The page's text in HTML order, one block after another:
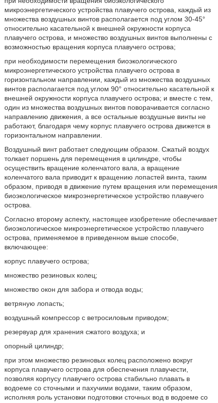
микроэнергетического устройства плавучего острова, каждый из
множества воздушных винтов располагается под углом 30-45°
относительно касательной к внешней окружности корпуса
плавучего острова, и множество воздушных винтов выполнены с
возможностью вращения корпуса плавучего острова;
при необходимости перемещения биоэкологического
микроэнергетического устройства плавучего острова в
горизонтальном направлении, каждый из множества воздушных
винтов располагается под углом 90° относительно касательной к
внешней окружности корпуса плавучего острова; и вместе с тем,
один из множества воздушных винтов поворачивается согласно
направлению движения, а все остальные воздушные винты не
работают, благодаря чему корпус плавучего острова движется в
горизонтальном направлении.
Воздушный винт работает следующим образом. Сжатый воздух
толкает поршень для перемещения в цилиндре, чтобы
осуществить вращение коленчатого вала, а вращение
коленчатого вала приводит к вращению лопастей винта, таким
образом, приводя в движение путем вращения или перемещения
биоэкологическое микроэнергетическое устройство плавучего
острова.
Согласно второму аспекту, настоящее изобретение обеспечивает
биоэкологическое микроэнергетическое устройство плавучего
острова, применяемое в приведенном выше способе,
включающее:
корпус плавучего острова;
множество резиновых колец;
множество окон для забора и отвода воды;
ветряную лопасть;
воздушный компрессор с ветросиловым приводом;
резервуар для хранения сжатого воздуха; и
опорный цилиндр;
при этом множество резиновых колец расположено вокруг
корпуса плавучего острова для обеспечения плавучести,
позволяя корпусу плавучего острова стабильно плавать в
водоеме со сточными и пахучими водами, таким образом,
исполняя роль установки подготовки сточных вод в водоеме со